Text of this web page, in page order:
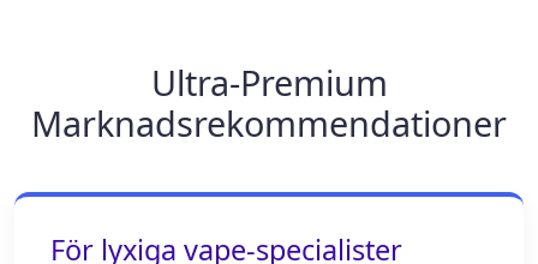
Ultra-Premium
Marknadsrekommendationer
För lyxiga vape-specialister